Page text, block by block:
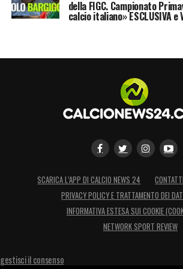
elemento importante. Nel caso
, finito anche lui nell’
dopo la triennale militanza al
LA PLAYLIST DELLE NOSTRE
della FIGC. Campionato
calcio italiano» ESCLUSIVA e
SCARICA L’APP DI CALCIO NEWS 24 CONTATTI
PRIVACY POLICY E TRATTAMENTO DEI
INFORMATIVA ESTESA SUI COOKIE
NETWORK SPORT REVIEW
gestisci il consenso